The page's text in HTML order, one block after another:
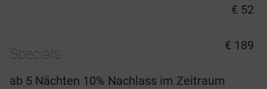
€ 52
€ 189
Specials
ab 5 Nächten 10% Nachlass im Zeitraum